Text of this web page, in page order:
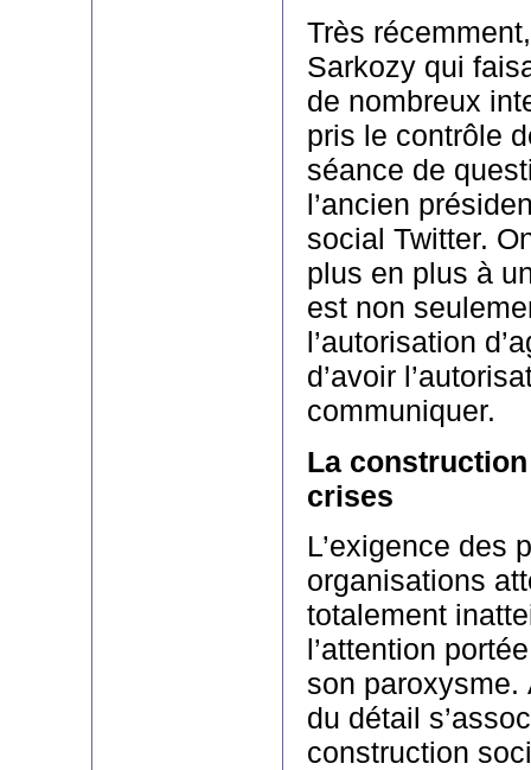
Très
Sarkozy qui
de nombreux
pris le contrôle
séance de
l’ancien
social Twitter.
plus en plus à
est non
l’autorisation
d’avoir
communiquer.
La
crises
L’exigence des
organisations
totalement
l’attention
son paroxysme.
du détail
construction